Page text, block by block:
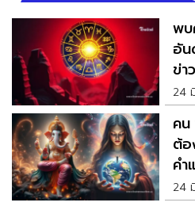
พบ
อัน
ข่า
24
คน
ต้อ
คำ
24